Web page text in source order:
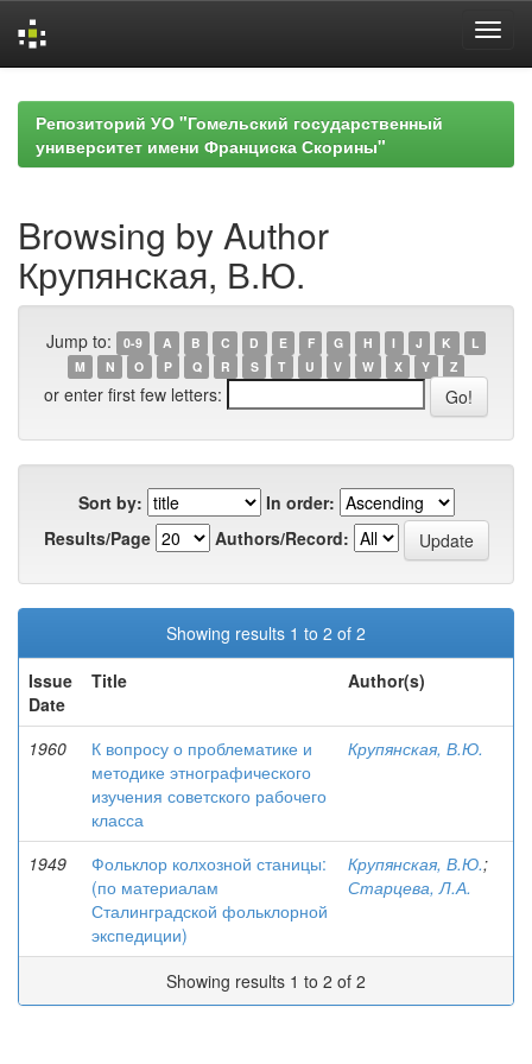
navigationРепозиторий УО "Гомельский государственный
университет имени Франциска Скорины"
Browsing by Author
Крупянская, В.Ю.
Jump to: 0-9 A B C D E F G H I J K
L
M
N O P Q R S T U V W X Y Z
or enter first few letters:
Sort by:
In order:
Results/Page
Authors/Record:
Showing results 1 to 2 of 2
Issue
Date
Title Author(s)
1960
К вопросу о проблематике и
методике этнографического
изучения советского рабочего
класса
Крупянская, В.Ю.
1949
Фольклор колхозной станицы:
(по материалам
Сталинградской фольклорной
экспедиции)
Крупянская, В.Ю.;
Старцева, Л.А.
Showing results 1 to 2 of 2